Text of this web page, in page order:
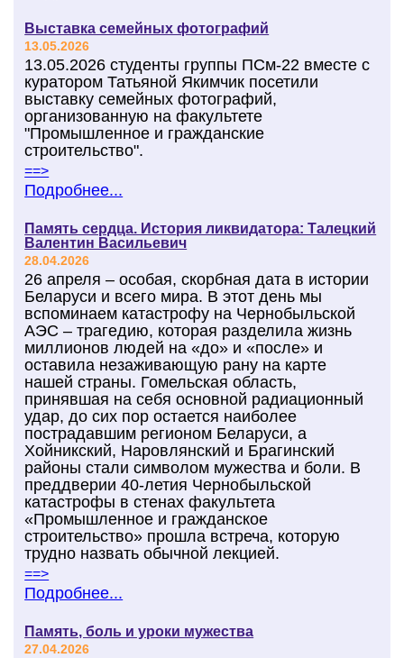
Выставка семейных фотографий
13.05.2026
13.05.2026 студенты группы ПСм-22 вместе с
куратором Татьяной Якимчик посетили
выставку семейных фотографий,
организованную на факультете
"Промышленное и гражданские
строительство".
==>
Подробнее...
Память сердца. История ликвидатора: Талецкий
Валентин Васильевич
28.04.2026
26 апреля – особая, скорбная дата в истории
Беларуси и всего мира. В этот день мы
вспоминаем катастрофу на Чернобыльской
АЭС – трагедию, которая разделила жизнь
миллионов людей на «до» и «после» и
оставила незаживающую рану на карте
нашей страны. Гомельская область,
принявшая на себя основной радиационный
удар, до сих пор остается наиболее
пострадавшим регионом Беларуси, а
Хойникский, Наровлянский и Брагинский
районы стали символом мужества и боли. В
преддверии 40-летия Чернобыльской
катастрофы в стенах факультета
«Промышленное и гражданское
строительство» прошла встреча, которую
трудно назвать обычной лекцией.
==>
Подробнее...
Память, боль и уроки мужества
27.04.2026